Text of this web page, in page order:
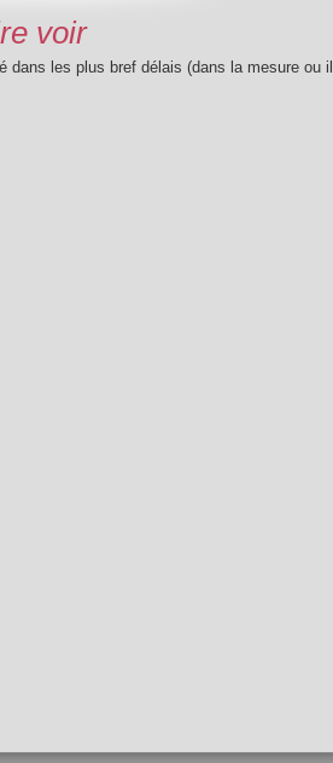
voir
les plus bref délais (dans la mesure ou